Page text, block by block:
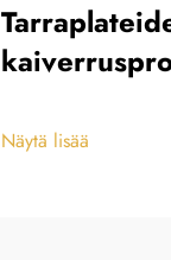
Näytä lisää